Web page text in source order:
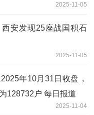
2025-11-05
安发现25座战国积石
2025-11-05
年10月31日收盘，
128732户 每日报道
2025-11-04